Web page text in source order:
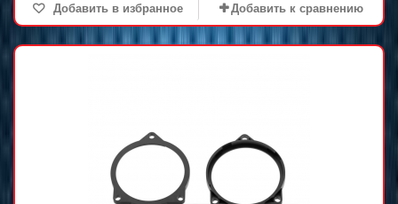
Добавить в избранное Добавить к сравнению